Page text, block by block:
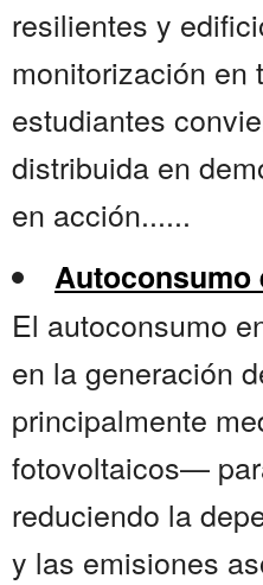
resilientes y
monitorización en
estudiantes
distribuida en
en acción......
Autoconsumo
El autoconsumo
en la generación
principalmente
fotovoltaicos—
reduciendo la
y las emisiones